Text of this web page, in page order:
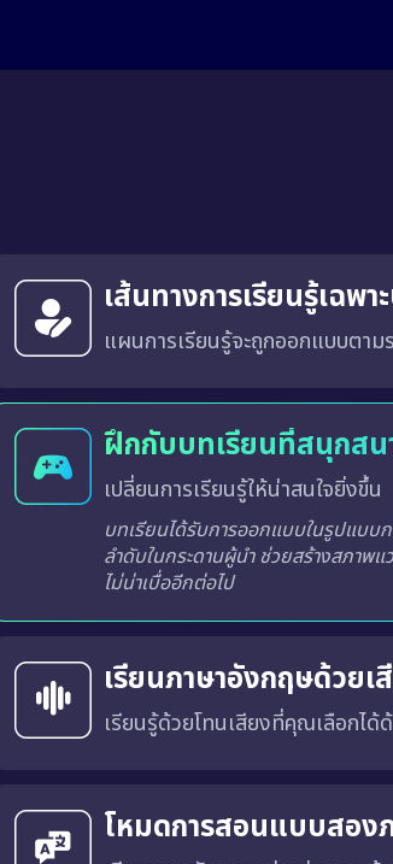
เส้นทางการเรียนรู้เฉพ
แผนการเรียนรู้จะถูกออกแบบตาม
ฝึกกับบทเรียนที่สนุกสน
เปลี่ยนการเรียนรู้ให้น่าสนใจยิ่งขึ้น
บทเรียนได้รับการออกแบบในรูปแบบ
ลำดับในกระดานผู้นำ ช่วยสร้างสภาพ
ไม่น่าเบื่ออีกต่อไป
เรียนภาษาอังกฤษด้วย
เรียนรู้ด้วยโทนเสียงที่คุณเลือกได้
โหมดการสอนแบบสอง